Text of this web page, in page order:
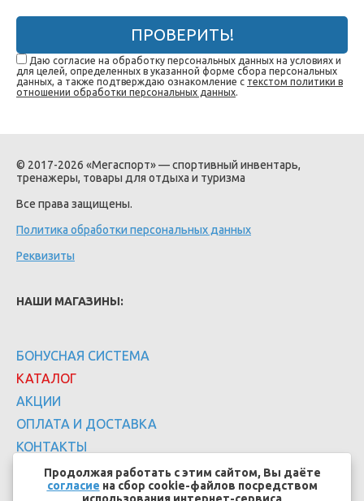
ПРОВЕРИТЬ!
Даю согласие на обработку персональных данных на условиях и
для целей, определенных в указанной форме сбора персональных
данных, а также подтверждаю ознакомление с текстом политики в
отношении обработки персональных данных.
© 2017-2026 «Мегаспорт» — спортивный инвентарь,
тренажеры, товары для отдыха и туризма
Все права защищены.
Политика обработки персональных данных
Реквизиты
НАШИ МАГАЗИНЫ:
БОНУСНАЯ СИСТЕМА
КАТАЛОГ
АКЦИИ
ОПЛАТА И ДОСТАВКА
КОНТАКТЫ
Продолжая работать с этим сайтом, Вы даёте
согласие на сбор cookie-файлов посредством